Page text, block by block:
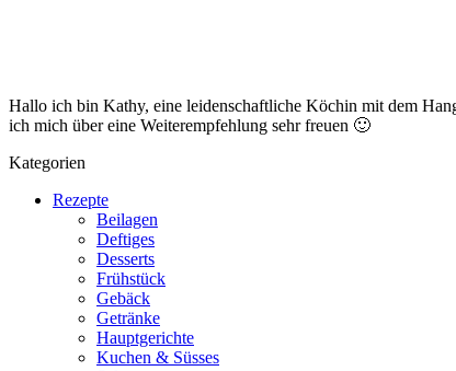
Hallo ich bin Kathy, eine leidenschaftliche Köchin mit dem
ich mich über eine Weiterempfehlung sehr freuen 🙂
Kategorien
Rezepte
Beilagen
Deftiges
Desserts
Frühstück
Gebäck
Getränke
Hauptgerichte
Kuchen & Süsses